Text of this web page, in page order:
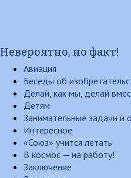
Невероятно, но факт!
Авиация
Беседы об
Делай, как мы, делай
Детям
Занимательные задачи и
Интересное
«Союз» учится летать
В космос — на работу!
Заключение